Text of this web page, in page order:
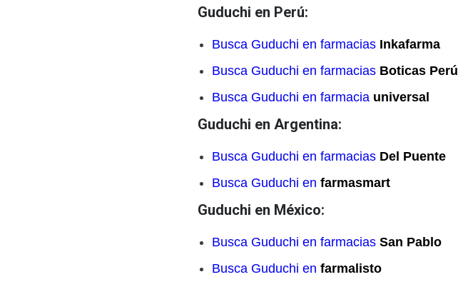
Guduchi en Perú:
Busca Guduchi en farmacias Inkafarma
Busca Guduchi en farmacias Boticas Perú
Busca Guduchi en farmacia universal
Guduchi en Argentina:
Busca Guduchi en farmacias Del Puente
Busca Guduchi en farmasmart
Guduchi en México:
Busca Guduchi en farmacias San Pablo
Busca Guduchi en farmalisto